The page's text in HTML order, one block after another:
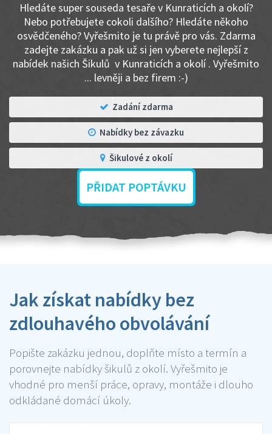
Hledáte super souseda tesaře v Kunraticích a okolí?
Nebo potřebujete cokoli dalšího? Hledáte někoho
osvědčeného? Vyřešmito je tu právě pro vás. Zdarma
zadejte zakázku a pak už si jen vyberete nejlepší z
nabídek našich Šikulů v Kunraticích a okolí . Vyřešmito
... levněji a bez firem :-)
Zadání zdarma
Nabídky bez závazku
Šikulové z okolí
PŘIDAT POPTÁVKU
Jak získat nabídky bez
zdlouhavého obvolávání
Popište zakázku jednou, doplňte místo a termín a
porovnejte nabídky šikulů z okolí. Vyřešmito je
vhodné pro menší práce, opravy, montáže i dlouho
odkládané domácí úkoly.